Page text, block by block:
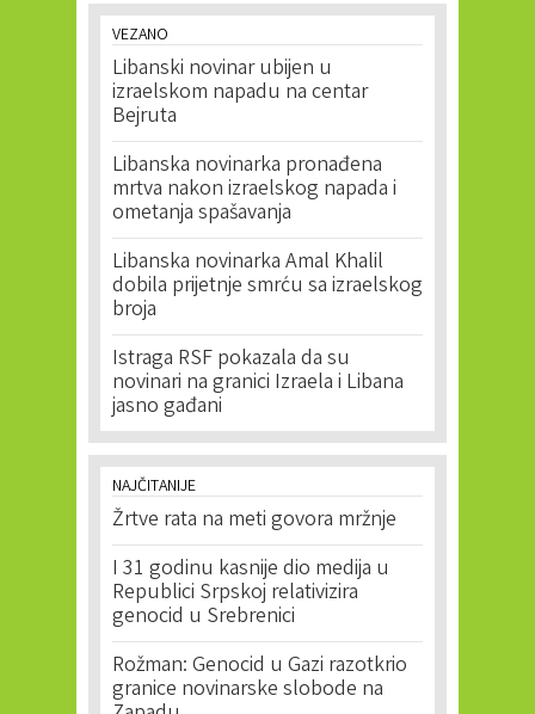
VEZANO
Libanski novinar ubijen u
izraelskom napadu na centar
Bejruta
Libanska novinarka pronađena
mrtva nakon izraelskog napada i
ometanja spašavanja
Libanska novinarka Amal Khalil
dobila prijetnje smrću sa izraelskog
broja
Istraga RSF pokazala da su
novinari na granici Izraela i Libana
jasno gađani
NAJČITANIJE
Žrtve rata na meti govora mržnje
I 31 godinu kasnije dio medija u
Republici Srpskoj relativizira
genocid u Srebrenici
Rožman: Genocid u Gazi razotkrio
granice novinarske slobode na